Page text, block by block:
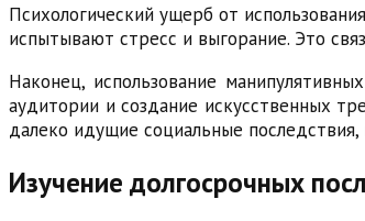
Психологический ущерб от
испытывают стресс и выгорание. Это
Наконец, использование
аудитории и создание искусственных
далеко идущие социальные
Изучение долгосрочных